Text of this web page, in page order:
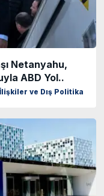
Netanyahu,
ABD Yol..
ve Dış Politika